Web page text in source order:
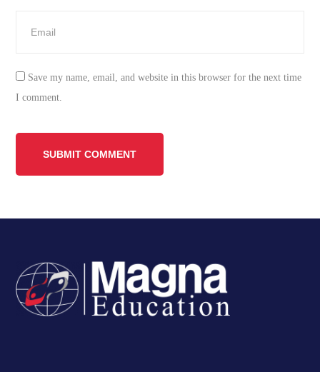
Save my name, email, and website in this browser for the next time
I comment.